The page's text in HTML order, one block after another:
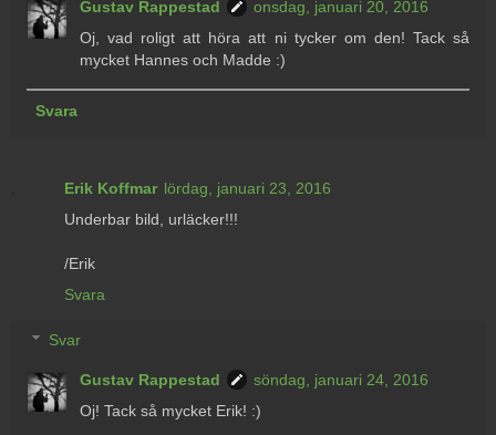
Gustav Rappestad
onsdag, januari 20, 2016
Oj, vad roligt att höra att ni tycker om den! Tack så
mycket Hannes och Madde :)
Svara
Erik Koffmar lördag, januari 23, 2016
Underbar bild, urläcker!!!
/Erik
Svara
Svar
Gustav Rappestad
söndag, januari 24, 2016
Oj! Tack så mycket Erik! :)